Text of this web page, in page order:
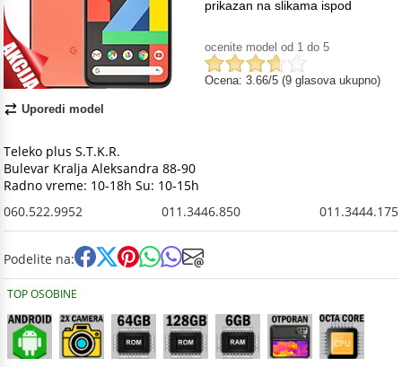
Uporedi model
prikazan na slikama ispod
ocenite model od 1 do 5
Ocena: 3.66/5 (9 glasova ukupno)
Teleko plus S.T.K.R.
Bulevar Kralja Aleksandra 88-90
Radno vreme: 10-18h Su: 10-15h
060.522.9952
011.3446.850 011.3444.175
Podelite na:
TOP OSOBINE